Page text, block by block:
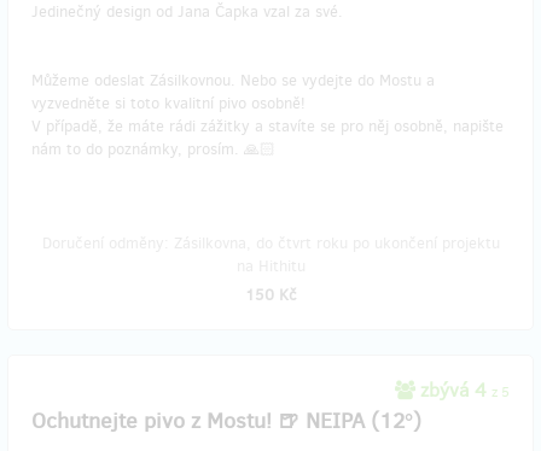
Jedinečný design od Jana Čapka vzal za své.
Můžeme odeslat Zásilkovnou. Nebo se vydejte do Mostu a
vyzvedněte si toto kvalitní pivo osobně!
V případě, že máte rádi zážitky a stavíte se pro něj osobně, napište
nám to do poznámky, prosím. 🙏🏻
150 Kč
zbývá 4 z 5
Ochutnejte pivo z Mostu! 🍺 NEIPA (12°)